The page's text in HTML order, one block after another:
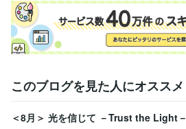
このブログを見た人にオススメ
＜8月＞ 光を信じて －Trust the Light－